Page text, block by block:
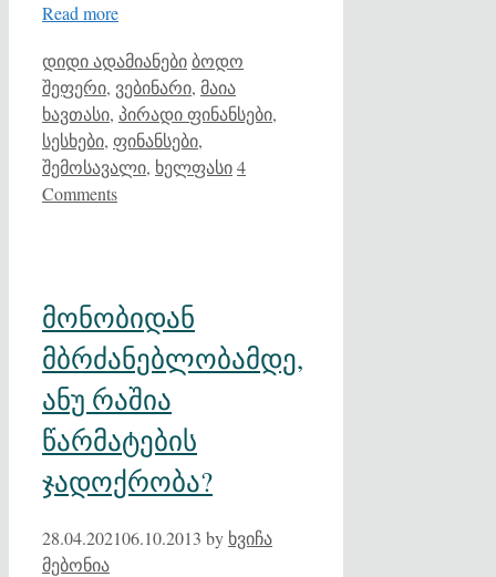
Read more
Categories
დიდი ადამიანებიTags
ბოდო
შეფერი, ვებინარი, მაია
ხავთასი, პირადი ფინანსები,
სესხები, ფინანსები,
შემოსავალი, ხელფასი4
Comments
მონობიდან
მბრძანებლობამდე,
ანუ რაშია
წარმატების
ჯადოქრობა?
28.04.202106.10.2013 by ხვიჩა
მებონია